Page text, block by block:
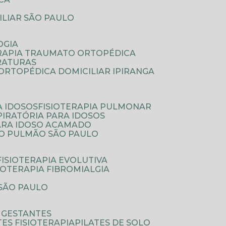
SÃO PAULO
TRAUMATO ORTOPÉDICA
DOMICILIAR IPIRANGA
IDOSOS
FISIOTERAPIA PULMONAR
PARA IDOSOS
IDOSO ACAMADO
PULMÃO SÃO PAULO
EVOLUTIVA
FIBROMIALGIA
PAULO
GESTANTES
FISIOTERAPIA
PILATES DE SOLO